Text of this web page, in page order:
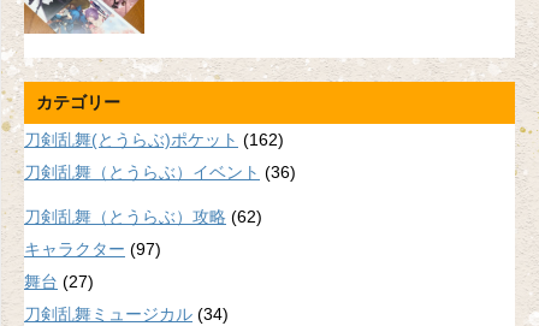
カテゴリー
刀剣乱舞(とうらぶ)ポケット (162)
刀剣乱舞（とうらぶ）イベント (36)
刀剣乱舞（とうらぶ）攻略 (62)
キャラクター (97)
舞台 (27)
刀剣乱舞ミュージカル (34)